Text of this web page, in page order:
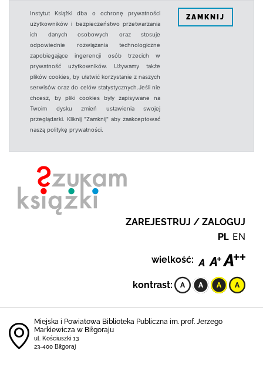
Instytut Książki dba o ochronę prywatności
użytkowników i bezpieczeństwo przetwarzania
ich danych osobowych oraz stosuje
odpowiednie rozwiązania technologiczne
zapobiegające ingerencji osób trzecich w
prywatność użytkowników. Używamy także
plików cookies, by ułatwić korzystanie z naszych
serwisów oraz do celów statystycznych.Jeśli nie
chcesz, by pliki cookies były zapisywane na
Twoim dysku zmień ustawienia swojej
przeglądarki. Kliknij "Zamknij" aby zaakceptować
naszą politykę prywatności.
ZAMKNIJ
ZAREJESTRUJ / ZALOGUJ
PL EN
wielkość:
kontrast:
Miejska i Powiatowa Biblioteka Publiczna im. prof. Jerzego
Markiewicza w Biłgoraju
ul. Kościuszki 13
23-400 Biłgoraj